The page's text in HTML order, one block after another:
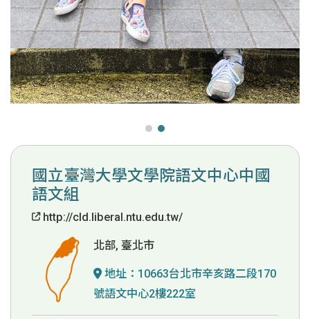
國立臺灣大學文學院語文中心中國
語文組
http://cld.liberal.ntu.edu.tw/
北部, 臺北市
地址： 10663台北市辛亥路二段170
號語文中心2樓222室